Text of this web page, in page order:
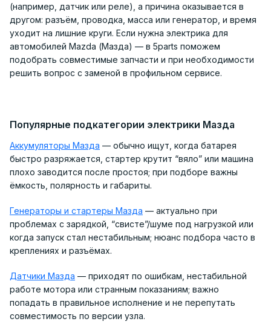
(например, датчик или реле), а причина оказывается в
другом: разъём, проводка, масса или генератор, и время
уходит на лишние круги. Если нужна электрика для
автомобилей Mazda (Мазда) — в 5parts поможем
подобрать совместимые запчасти и при необходимости
решить вопрос с заменой в профильном сервисе.
Популярные подкатегории электрики Мазда
Аккумуляторы Мазда — обычно ищут, когда батарея
быстро разряжается, стартер крутит “вяло” или машина
плохо заводится после простоя; при подборе важны
ёмкость, полярность и габариты.
Генераторы и стартеры Мазда — актуально при
проблемах с зарядкой, “свисте”/шуме под нагрузкой или
когда запуск стал нестабильным; нюанс подбора часто в
креплениях и разъёмах.
Датчики Мазда — приходят по ошибкам, нестабильной
работе мотора или странным показаниям; важно
попадать в правильное исполнение и не перепутать
совместимость по версии узла.